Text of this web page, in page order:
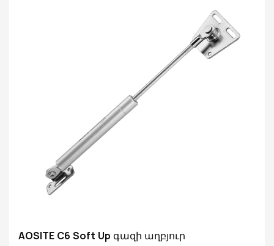
Խողովակների ավարտ. առողջ ներկի մակերես
Ձողային հարդարում. կոշտ քրոմապատ
Լրացուցիչ գործառույթներ. Ստանդարտ վերև/
փափուկ իջեցում/ազատ կանգառ/Հիդրավլիկ
AOSITE C6 Soft Up գազի աղբյուր